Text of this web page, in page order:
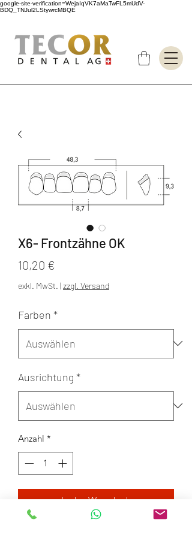
google-site-verification=WejaIqVK7aMaTwFL5mUdV-
BDQ_TNJul2LStywrcMBQE
X6- Frontzähne OK
10,20 €
exkl. MwSt. |zzgl. Versand
Farben *
Ausrichtung *
Anzahl *
In den Warenkorb